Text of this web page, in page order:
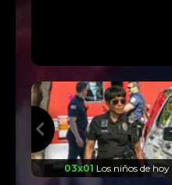
03x01 Los niños de hoy